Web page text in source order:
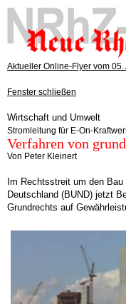
Aktueller Online-Flyer vom 05.
Fenster schließen
Wirtschaft und Umwelt
Stromleitung für E-On-
Verfahren von
Von Peter Kleinert
Im Rechtsstreit um den
Deutschland (BUND) jetzt
Grundrechts auf